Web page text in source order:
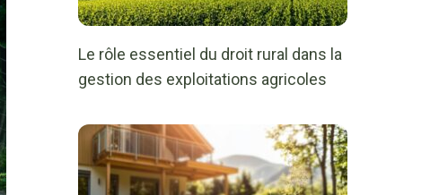
Le rôle essentiel du droit rural dans la
gestion des exploitations agricoles